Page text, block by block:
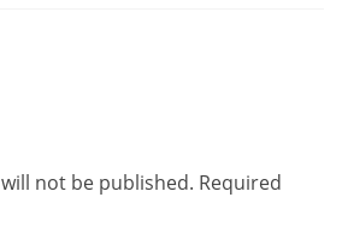
not be published. Required